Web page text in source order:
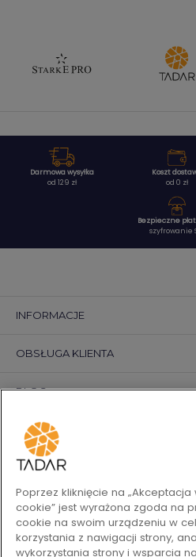
Darmowa wysyłka
od 129 zł
Koszt
od 0 zł
Bezpieczne
szyfrowanie
INFORMACJE
OBSŁUGA KLIENTA
BLOG
KONTAKT
Poprzez kliknięcie na „Akceptacja
cookie” jest wyrażona zgoda na
cookie na swoim urządzeniu w
korzystania z nawigacji strony,
wykorzystania strony i wsparcia